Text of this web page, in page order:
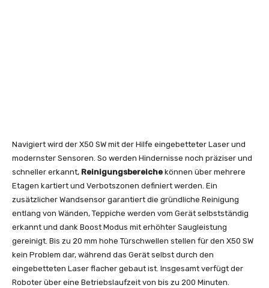
Navigiert wird der X50 SW mit der Hilfe eingebetteter Laser und
modernster Sensoren. So werden Hindernisse noch präziser und
schneller erkannt, Reinigungsbereiche können über mehrere
Etagen kartiert und Verbotszonen definiert werden. Ein
zusätzlicher Wandsensor garantiert die gründliche Reinigung
entlang von Wänden, Teppiche werden vom Gerät selbstständig
erkannt und dank Boost Modus mit erhöhter Saugleistung
gereinigt. Bis zu 20 mm hohe Türschwellen stellen für den X50 SW
kein Problem dar, während das Gerät selbst durch den
eingebetteten Laser flacher gebaut ist. Insgesamt verfügt der
Roboter über eine Betriebslaufzeit von bis zu 200 Minuten.